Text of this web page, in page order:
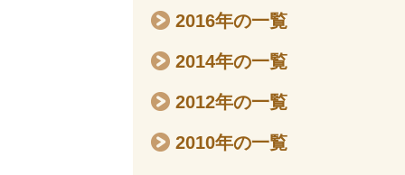
2016年の一覧
2014年の一覧
2012年の一覧
2010年の一覧